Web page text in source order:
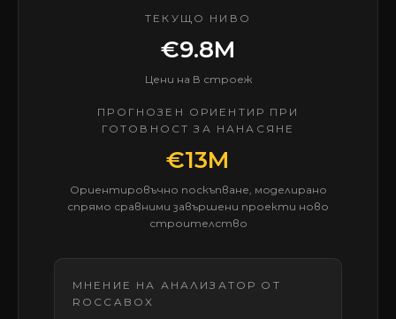
ТЕКУЩО НИВО
€9.8M
Цени на В строеж
ПРОГНОЗЕН ОРИЕНТИР ПРИ
ГОТОВНОСТ ЗА НАНАСЯНЕ
€13M
Ориентировъчно поскъпване, моделирано
спрямо сравними завършени проекти ново
строителство
МНЕНИЕ НА АНАЛИЗАТОР ОТ
ROCCABOX